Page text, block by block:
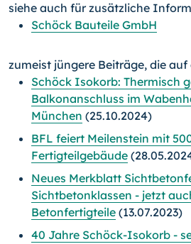
siehe auch für zusätzliche
Schöck Bauteile GmbH
zumeist jüngere Beiträge, die auf
Schöck Isokorb: Thermisch
Balkonanschluss im
München (25.10.2024)
BFL feiert Meilenstein mit
Fertigteilgebäude
Neues Merkblatt
Sichtbetonklassen - jetzt
Betonfertigteile (13.07.2023)
40 Jahre Schöck-Isokorb -